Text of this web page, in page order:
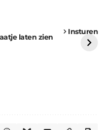
Insturen
laten zien
uitdaging